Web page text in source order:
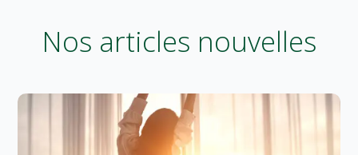
Nos articles nouvelles